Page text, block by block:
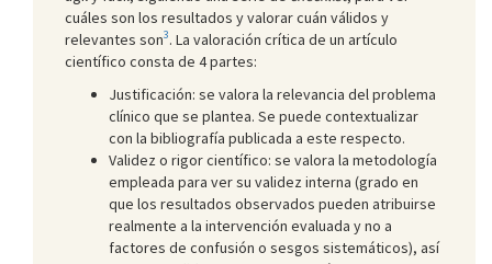
cuáles son los resultados y valorar cuán válidos y
relevantes son3. La valoración crítica de un artículo
científico consta de 4 partes:
Justificación: se valora la relevancia del problema
clínico que se plantea. Se puede contextualizar
con la bibliografía publicada a este respecto.
Validez o rigor científico: se valora la metodología
empleada para ver su validez interna (grado en
que los resultados observados pueden atribuirse
realmente a la intervención evaluada y no a
factores de confusión o sesgos sistemáticos), así